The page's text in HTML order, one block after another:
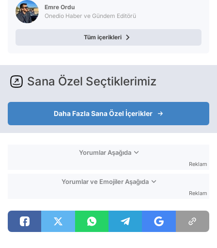
Emre Ordu
Onedio Haber ve Gündem Editörü
Tüm içerikleri
Sana Özel Seçtiklerimiz
Daha Fazla Sana Özel İçerikler
Yorumlar Aşağıda
Reklam
Yorumlar ve Emojiler Aşağıda
Reklam